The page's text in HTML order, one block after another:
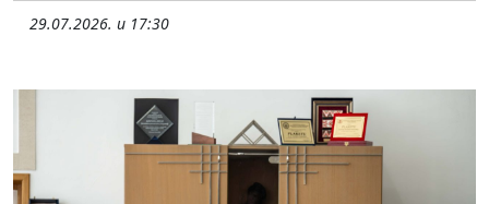
29.07.2026. u 17:30